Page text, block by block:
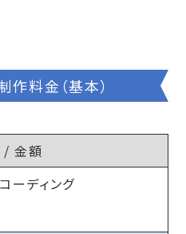
料金（基本）
/ 金額
ーディング